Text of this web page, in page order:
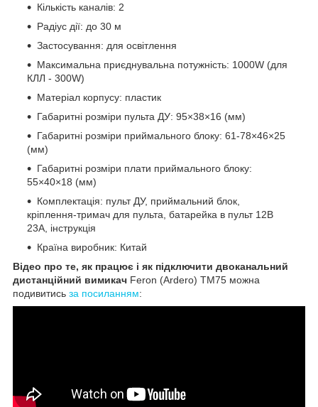
Кількість каналів: 2
Радіус дії: до 30 м
Застосування: для освітлення
Максимальна приєднувальна потужність: 1000W (для
КЛЛ - 300W)
Матеріал корпусу: пластик
Габаритні розміри пульта ДУ: 95×38×16 (мм)
Габаритні розміри приймального блоку: 61-78×46×25
(мм)
Габаритні розміри плати приймального блоку:
55×40×18 (мм)
Комплектація: пульт ДУ, приймальний блок,
кріплення-тримач для пульта, батарейка в пульт 12В
23А, інструкція
Країна виробник: Китай
Відео про те, як працює і як підключити двоканальний
дистанційний вимикач Feron (Ardero) TM75 можна
подивитись за посиланням: